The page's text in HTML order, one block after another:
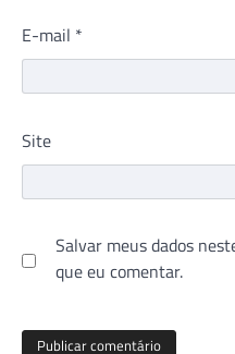
E-mail *
Site
Salvar meus dados
que eu comentar.